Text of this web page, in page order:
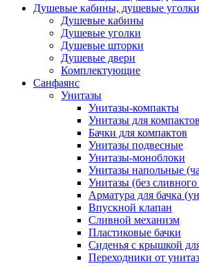
Душевые кабины, душевые
Душевые кабины
Душевые уголки
Душевые шторки
Душевые двери
Комплектующие
Санфаянс
Унитазы
Унитазы-компакты
Унитазы для компактов
Бачки для компактов
Унитазы подвесные
Унитазы-моноблоки
Унитазы напольные
Унитазы (без сливного
Арматура для бачка
Впускной клапан
Сливной механизм
Пластиковые бачки
Сиденья с крышкой
Переходники от